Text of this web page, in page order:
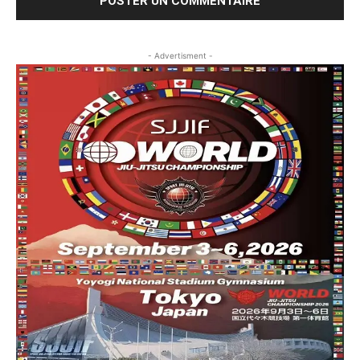
- Advertisment -